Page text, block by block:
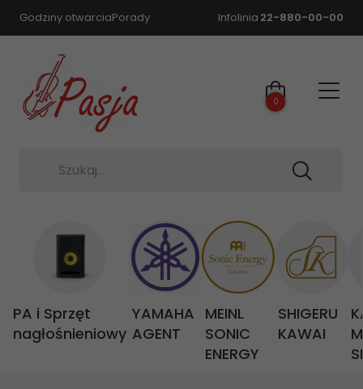
Godziny otwarciaPorady Infolinia 22-880-00-00
Szukaj...
0
PA i Sprzęt
nagłośnieniowy
YAMAHA
AGENT
MEINL
SONIC
ENERGY
SHIGERU
KAWAI